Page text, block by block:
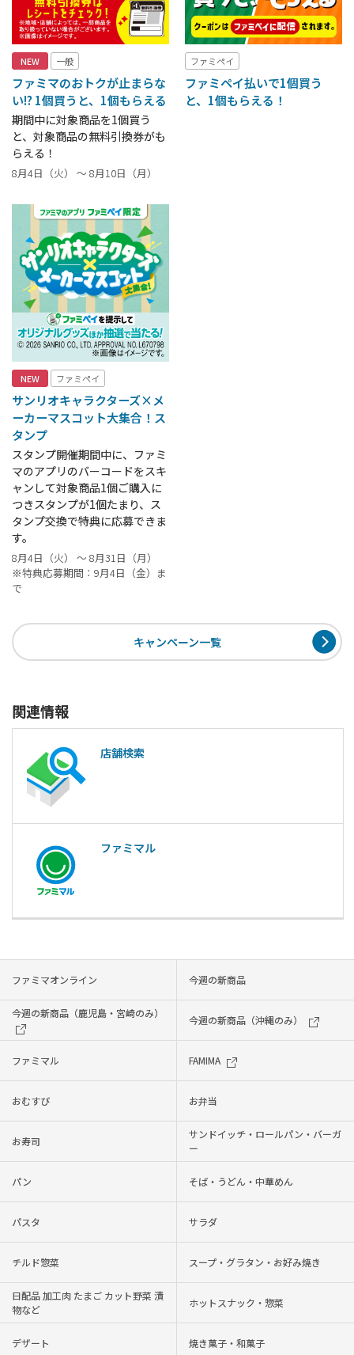
NEW 一般
ファミマのおトクが止まらな
い!? 1個買うと、1個もらえる
期間中に対象商品を1個買う
と、対象商品の無料引換券がも
らえる！
8月4日（火） ～ 8月10日（月）
ファミペイ
ファミペイ払いで1個買う
と、1個もらえる！
NEW ファミペイ
サンリオキャラクターズ×メ
ーカーマスコット大集合！ス
タンプ
スタンプ開催期間中に、ファミ
マのアプリのバーコードをスキ
ャンして対象商品1個ご購入に
つきスタンプが1個たまり、ス
タンプ交換で特典に応募できま
す。
8月4日（火） ～ 8月31日（月）
※特典応募期間：9月4日（金）ま
で
キャンペーン一覧
関連情報
店舗検索
ファミマル
ファミマオンライン 今週の新商品
今週の新商品（鹿児島・宮崎のみ）
今週の新商品（沖縄のみ）
ファミマル FAMIMA
おむすび お弁当
お寿司
サンドイッチ・ロールパン・バーガ
ー
パン そば・うどん・中華めん
パスタ サラダ
チルド惣菜 スープ・グラタン・お好み焼き
日配品 加工肉 たまご カット野菜 漬
物など
ホットスナック・惣菜
デザート 焼き菓子・和菓子